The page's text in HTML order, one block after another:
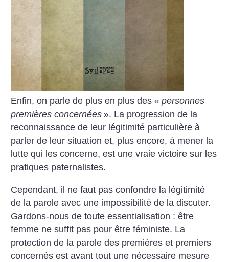
Enfin, on parle de plus en plus des « personnes
premières concernées ». La progression de la
reconnaissance de leur légitimité particulière à
parler de leur situation et, plus encore, à mener la
lutte qui les concerne, est une vraie victoire sur les
pratiques paternalistes.
Cependant, il ne faut pas confondre la légitimité
de la parole avec une impossibilité de la discuter.
Gardons-nous de toute essentialisation : être
femme ne suffit pas pour être féministe. La
protection de la parole des premières et premiers
concernés est avant tout une nécessaire mesure